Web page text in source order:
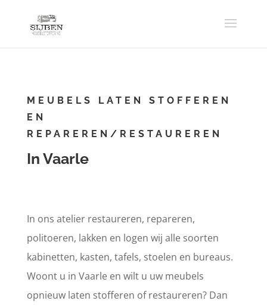
MEUBELS LATEN STOFFEREN
EN
REPAREREN/RESTAUREREN
In Vaarle
In ons atelier restaureren, repareren,
politoeren, lakken en logen wij alle soorten
kabinetten, kasten, tafels, stoelen en bureaus.
Woont u in Vaarle en wilt u uw meubels
opnieuw laten stofferen of restaureren? Dan